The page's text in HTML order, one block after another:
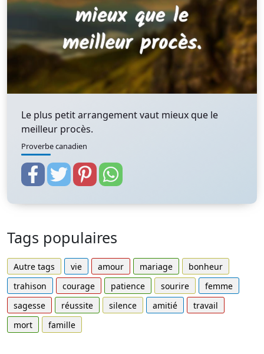
Le plus petit arrangement vaut mieux que le
meilleur procès.
Proverbe canadien
Tags populaires
Autre tags vie amour mariage
bonheur
trahison
courage patience sourire
femme
sagesse
réussite silence amitié
travail
mort
famille